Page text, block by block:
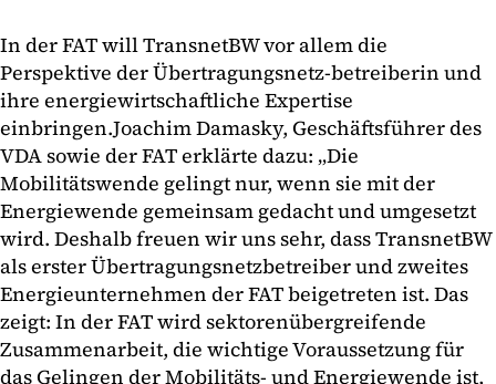
In der FAT will TransnetBW vor allem die
Perspektive der Übertragungsnetz-betreiberin und
ihre energiewirtschaftliche Expertise
einbringen.Joachim Damasky, Geschäftsführer des
VDA sowie der FAT erklärte dazu: „Die
Mobilitätswende gelingt nur, wenn sie mit der
Energiewende gemeinsam gedacht und umgesetzt
wird. Deshalb freuen wir uns sehr, dass TransnetBW
als erster Übertragungsnetzbetreiber und zweites
Energieunternehmen der FAT beigetreten ist. Das
zeigt: In der FAT wird sektorenübergreifende
Zusammenarbeit, die wichtige Voraussetzung für
das Gelingen der Mobilitäts- und Energiewende ist,